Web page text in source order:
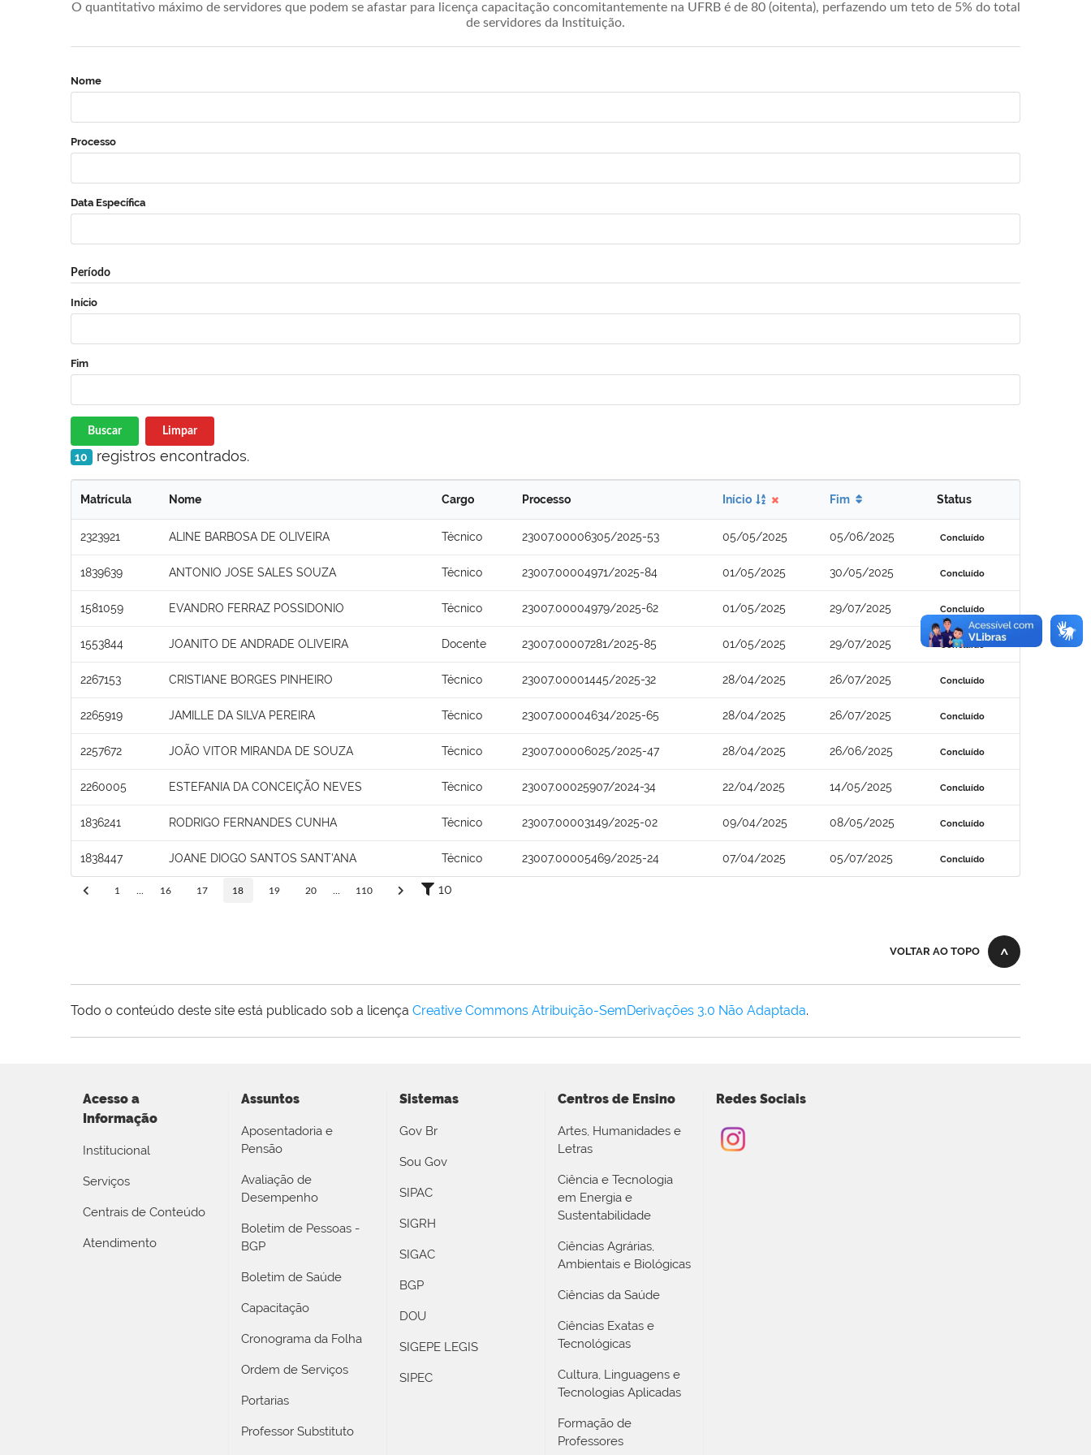
O quantitativo máximo de servidores que podem se afastar para licença capacitação concomitantemente na UFRB é de 80 (oitenta), perfazendo um teto de 5% do total
de servidores da Instituição.
Nome
Processo
Data Específica
Período
Início
Fim
Buscar Limpar
10 registros encontrados.
Matrícula Nome Cargo Processo Início Fim Status
2323921 ALINE BARBOSA DE OLIVEIRA Técnico 23007.00006305/2025-53 05/05/2025 05/06/2025 Concluído
1839639 ANTONIO JOSE SALES SOUZA Técnico 23007.00004971/2025-84 01/05/2025 30/05/2025 Concluído
1581059 EVANDRO FERRAZ POSSIDONIO Técnico 23007.00004979/2025-62 01/05/2025 29/07/2025 Concluído
1553844 JOANITO DE ANDRADE OLIVEIRA Docente 23007.00007281/2025-85 01/05/2025 29/07/2025 Concluído
2267153 CRISTIANE BORGES PINHEIRO Técnico 23007.00001445/2025-32 28/04/2025 26/07/2025 Concluído
2265919 JAMILLE DA SILVA PEREIRA Técnico 23007.00004634/2025-65 28/04/2025 26/07/2025 Concluído
2257672 JOÃO VITOR MIRANDA DE SOUZA Técnico 23007.00006025/2025-47 28/04/2025 26/06/2025 Concluído
2260005 ESTEFANIA DA CONCEIÇÃO NEVES Técnico 23007.00025907/2024-34 22/04/2025 14/05/2025 Concluído
1836241 RODRIGO FERNANDES CUNHA Técnico 23007.00003149/2025-02 09/04/2025 08/05/2025 Concluído
1838447 JOANE DIOGO SANTOS SANT'ANA Técnico 23007.00005469/2025-24 07/04/2025 05/07/2025 Concluído
1 16 17 18 19 20 110 10
VOLTAR AO TOPO
Todo o conteúdo deste site está publicado sob a licença Creative Commons Atribuição-SemDerivações 3.0 Não Adaptada.
Acesso a
Informação
Institucional
Serviços
Centrais de Conteúdo
Atendimento
Assuntos
Aposentadoria e
Pensão
Avaliação de
Desempenho
Boletim de Pessoas -
BGP
Boletim de Saúde
Capacitação
Cronograma da Folha
Ordem de Serviços
Portarias
Professor Substituto
Sistemas
Gov Br
Sou Gov
SIPAC
SIGRH
SIGAC
BGP
DOU
SIGEPE LEGIS
SIPEC
Centros de Ensino
Artes, Humanidades e
Letras
Ciência e Tecnologia
em Energia e
Sustentabilidade
Ciências Agrárias,
Ambientais e Biológicas
Ciências da Saúde
Ciências Exatas e
Tecnológicas
Cultura, Linguagens e
Tecnologias Aplicadas
Formação de
Professores
Redes Sociais